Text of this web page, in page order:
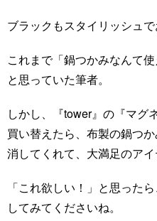
ブラックもスタイリッシュで
これまで「鍋つかみなんて
と思っていた筆者。
しかし、『tower』の『マグ
買い替えたら、布製の鍋つ
消してくれて、大満足のアイ
「これ欲しい！」と思った
してみてくださいね。